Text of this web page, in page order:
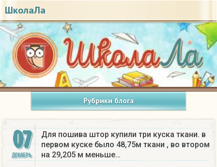
ШколаЛа
Рубрики блога
07
ДЕКАБРЬ
Для пошива штор купили три куска ткани. в
первом куске было 48,75м ткани , во втором
на 29,205 м меньше…